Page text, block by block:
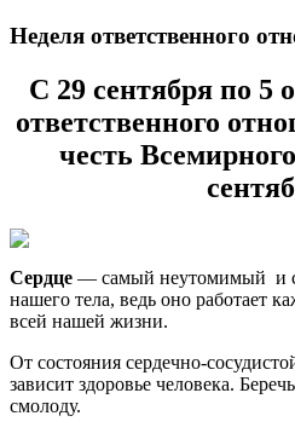
Неделя ответственного
C 29 сентября по 5
ответственного
честь
Сердце — самый неутомимый и
нашего тела, ведь оно работает
всей нашей жизни.
От состояния сердечно-
зависит здоровье человека.
смолоду.